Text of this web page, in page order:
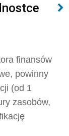
finansów
powinny
(od 1
zasobów,